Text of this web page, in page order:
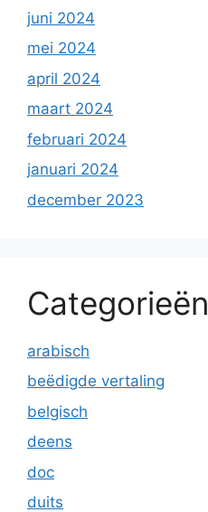
juni 2024
mei 2024
april 2024
maart 2024
februari 2024
januari 2024
december 2023
Categorieën
arabisch
beëdigde vertaling
belgisch
deens
doc
duits